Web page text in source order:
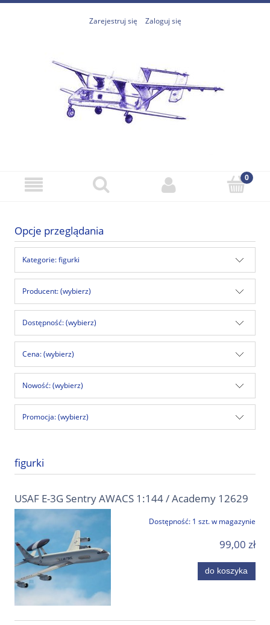
Zarejestruj się Zaloguj się
Opcje przeglądania
Kategorie: figurki
Producent: (wybierz)
Dostępność: (wybierz)
Cena: (wybierz)
Nowość: (wybierz)
Promocja: (wybierz)
figurki
USAF E-3G Sentry AWACS 1:144 / Academy 12629
Dostępność: 1 szt. w magazynie
99,00 zł
do koszyka